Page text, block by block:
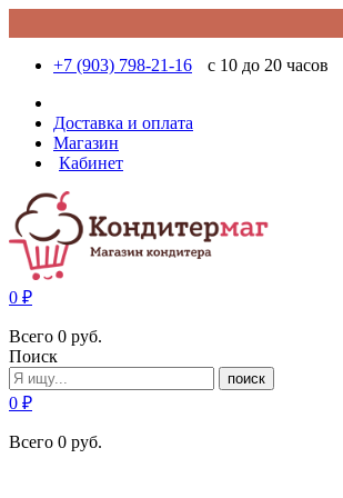
+7 (903) 798-21-16 с 10 до 20 часов
Доставка и оплата
Магазин
Кабинет
0 ₽
Всего 0 руб.
Поиск
поиск
0 ₽
Всего 0 руб.